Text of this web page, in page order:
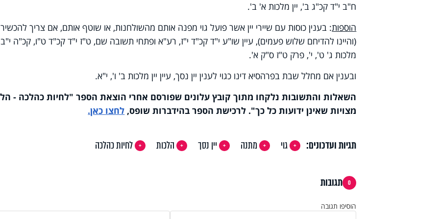
ח"ב י"ד קכ"ג ב', יין מלכות א' ב'.
הוספות: בענין כוסות עם שיירי יין אשר פועל גוי מפנה אותם מהשולחנות, או שוטף אותם, אם צריך
(והיינו להדיחם שלוש פעמים), עיין שו"ע י"ד קכ"ד י"ז, רע"א ופתחי תשובה שם, ט"ז י"ד קכ"ד ט"ו, קכ"ה י"ב,
מלכות ג' ט', י', פרק ט"ז ס"ק א'.
ובענין אם מחלל שבת בפרהסיא דינו כגוי לענין יין נסך, עיין יין מלכות ב' ו', י"א.
השאלות והתשובות נלקחו מתוך קובץ עלונים שפורסם אחרי הוצאת הספר "לחיות כהלכה -
מצויות שאינן ידועות כל כך". לרכישת הספר בהידברות שופס, לחצו כאן.
תגיות ועדכונים: גוי מתנה יין נסך הלכות לחיות כהלכה
0 תגובות
הוסיפו תגובה